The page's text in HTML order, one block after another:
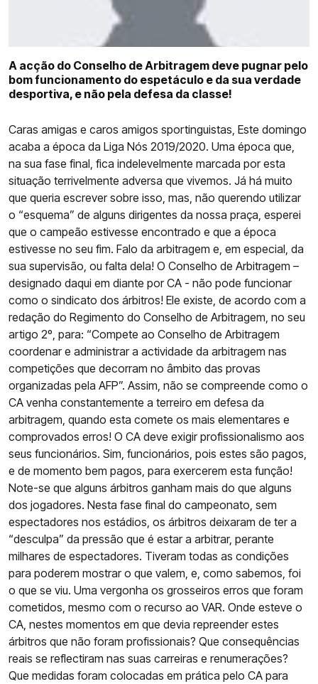
CURIOSIDADES
A acção do Conselho de Arbitragem deve pugnar pelo
bom funcionamento do espetáculo e da sua verdade
desportiva, e não pela defesa da classe!
Caras amigas e caros amigos sportinguistas, Este domingo
acaba a época da Liga Nós 2019/2020. Uma época que,
na sua fase final, fica indelevelmente marcada por esta
situação terrivelmente adversa que vivemos. Já há muito
que queria escrever sobre isso, mas, não querendo utilizar
o “esquema” de alguns dirigentes da nossa praça, esperei
que o campeão estivesse encontrado e que a época
estivesse no seu fim. Falo da arbitragem e, em especial, da
sua supervisão, ou falta dela! O Conselho de Arbitragem –
designado daqui em diante por CA - não pode funcionar
como o sindicato dos árbitros! Ele existe, de acordo com a
redação do Regimento do Conselho de Arbitragem, no seu
artigo 2º, para: “Compete ao Conselho de Arbitragem
coordenar e administrar a actividade da arbitragem nas
competições que decorram no âmbito das provas
organizadas pela AFP”. Assim, não se compreende como o
CA venha constantemente a terreiro em defesa da
arbitragem, quando esta comete os mais elementares e
comprovados erros! O CA deve exigir profissionalismo aos
seus funcionários. Sim, funcionários, pois estes são pagos,
e de momento bem pagos, para exercerem esta função!
Note-se que alguns árbitros ganham mais do que alguns
dos jogadores. Nesta fase final do campeonato, sem
espectadores nos estádios, os árbitros deixaram de ter a
“desculpa” da pressão que é estar a arbitrar, perante
milhares de espectadores. Tiveram todas as condições
para poderem mostrar o que valem, e, como sabemos, foi
o que se viu. Uma vergonha os grosseiros erros que foram
cometidos, mesmo com o recurso ao VAR. Onde esteve o
CA, nestes momentos em que devia repreender estes
árbitros que não foram profissionais? Que consequências
reais se reflectiram nas suas carreiras e renumerações?
Que medidas foram colocadas em prática pelo CA para